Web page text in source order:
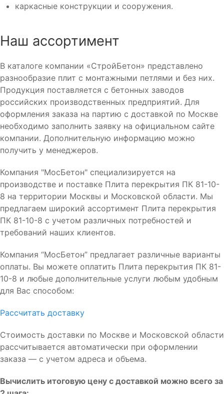
каркасные конструкции и сооружения.
Наш ассортимент
В каталоге компании «СтройБетон» представлено
разнообразие плит с монтажными петлями и без них.
Продукция поставляется с бетонных заводов
российских производственных предприятий. Для
оформления заказа на партию с доставкой по Москве
необходимо заполнить заявку на официальном сайте
компании. Дополнительную информацию можно
получить у менеджеров.
Компания "МосБетон" специализируется на
производстве и поставке Плита перекрытия ПК 81-10-
8 на территории Москвы и Московской области. Мы
предлагаем широкий ассортимент Плита перекрытия
ПК 81-10-8 с учетом различных потребностей и
требований наших клиентов.
Компания “МосБетон” предлагает различные варианты
оплаты. Вы можете оплатить Плита перекрытия ПК 81-
10-8 и любые дополнительные услуги любым удобным
для Вас способом:
Рассчитать доставку
Стоимость доставки по Москве и Московской области
рассчитывается автоматически при оформлении
заказа — с учетом адреса и объема.
Вычислить итоговую цену с доставкой можно всего за